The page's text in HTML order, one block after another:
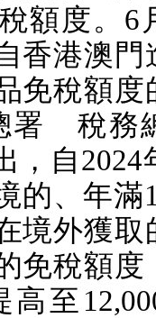
額度。 6
香港澳門
免稅額度
署 稅務
，自2024
的、年滿
境外獲取
免稅額度
高至